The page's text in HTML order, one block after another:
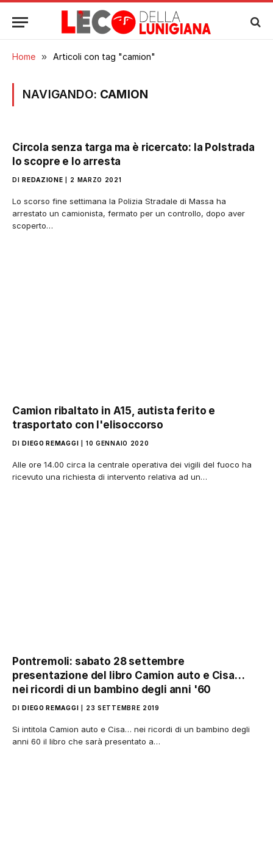
Home » Articoli con tag "camion"
NAVIGANDO: CAMION
Circola senza targa ma è ricercato: la Polstrada
lo scopre e lo arresta
DI REDAZIONE 2 MARZO 2021
Lo scorso fine settimana la Polizia Stradale di Massa ha
arrestato un camionista, fermato per un controllo, dopo aver
scoperto…
Camion ribaltato in A15, autista ferito e
trasportato con l'elisoccorso
DI DIEGO REMAGGI 10 GENNAIO 2020
Alle ore 14.00 circa la centrale operativa dei vigili del fuoco ha
ricevuto una richiesta di intervento relativa ad un…
Pontremoli: sabato 28 settembre
presentazione del libro Camion auto e Cisa…
nei ricordi di un bambino degli anni '60
DI DIEGO REMAGGI 23 SETTEMBRE 2019
Si intitola Camion auto e Cisa… nei ricordi di un bambino degli
anni 60 il libro che sarà presentato a…